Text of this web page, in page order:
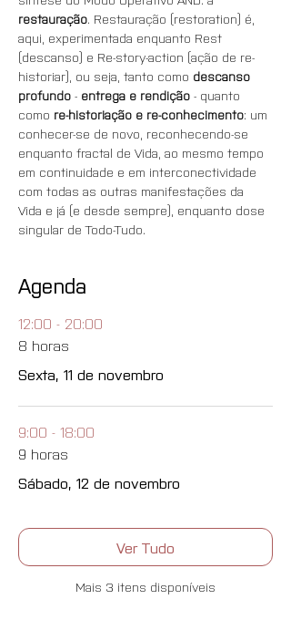
restauração. Restauração (restoration) é,
aqui, experimentada enquanto Rest
(descanso) e Re-story-action (ação de re-
historiar), ou seja, tanto como descanso
profundo - entrega e rendição - quanto
como re-historiação e re-conhecimento: um
conhecer-se de novo, reconhecendo-se
enquanto fractal de Vida, ao mesmo tempo
em continuidade e em interconectividade
com todas as outras manifestações da
Vida e já (e desde sempre), enquanto dose
singular de Todo-Tudo.
Agenda
12:00 - 20:00
8 horas
Sexta, 11 de novembro
9:00 - 18:00
9 horas
Sábado, 12 de novembro
Mais 3 itens disponíveis
Ver Tudo